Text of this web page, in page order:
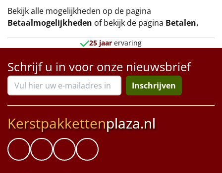
Bekijk alle mogelijkheden op de pagina
Betaalmogelijkheden of bekijk de pagina Betalen.
25 jaar ervaring
Schrijf u in voor onze nieuwsbrief
Inschrijven
Kerstpakkettenplaza.nl